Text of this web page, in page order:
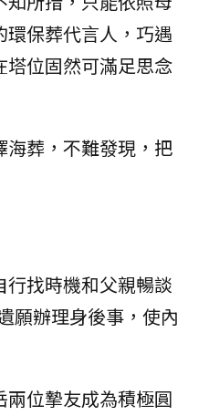
保葬代言人，巧遇
位固然可滿足思念
葬，不難發現，把
找時機和父親暢談
願辦理身後事，使內
位摯友成為積極圓